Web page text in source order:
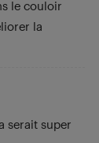
le couloir
la
serait super